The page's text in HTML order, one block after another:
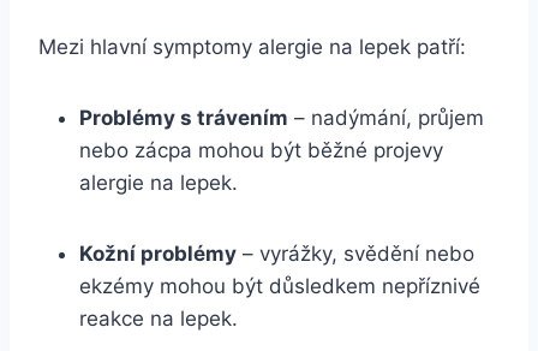
Mezi hlavní symptomy alergie na lepek patří:
Problémy s trávením – nadýmání, průjem
nebo zácpa mohou být běžné projevy
alergie na lepek.
Kožní problémy – vyrážky, svědění nebo
ekzémy mohou být důsledkem nepříznivé
reakce na lepek.